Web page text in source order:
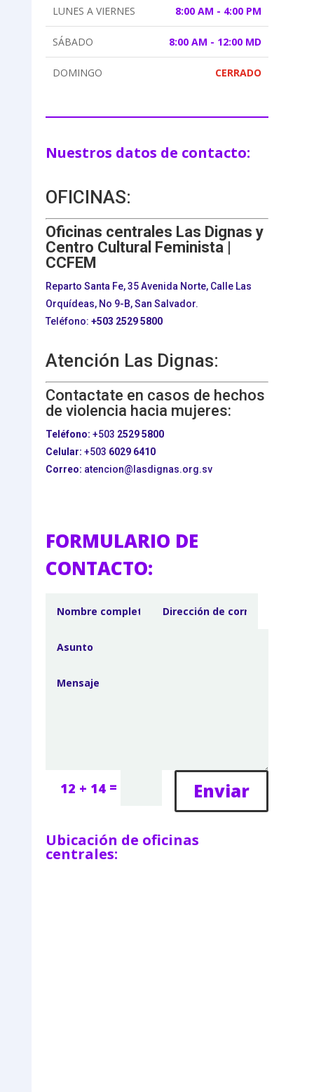
LUNES A VIERNES 8:00 AM - 4:00 PM
SÁBADO 8:00 AM - 12:00 MD
DOMINGO CERRADO
Nuestros datos de contacto:
OFICINAS:
Oficinas centrales Las Dignas y
Centro Cultural Feminista |
CCFEM
Reparto Santa Fe, 35 Avenida Norte, Calle Las
Orquídeas, No 9-B, San Salvador.
Teléfono: +503 2529 5800
Atención Las Dignas:
Contactate en casos de hechos
de violencia hacia mujeres:
Teléfono: +503 2529 5800
Celular: +503 6029 6410
Correo: atencion@lasdignas.org.sv
FORMULARIO DE
CONTACTO:
12 + 14 = Enviar
Ubicación de oficinas
centrales: